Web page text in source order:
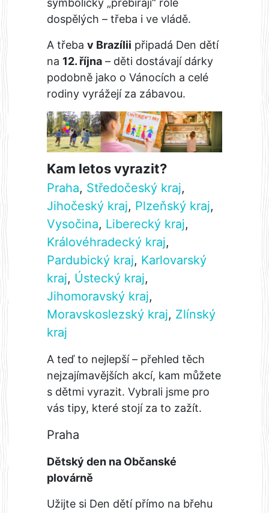
symbolicky „přebírají“ role
dospělých – třeba i ve vládě.
A třeba v Brazílii připadá Den dětí
na 12. října – děti dostávají dárky
podobně jako o Vánocích a celé
rodiny vyrážejí za zábavou.
Kam letos vyrazit?
Praha, Středočeský kraj,
Jihočeský kraj, Plzeňský kraj,
Vysočina, Liberecký kraj,
Královéhradecký kraj,
Pardubický kraj, Karlovarský
kraj, Ústecký kraj,
Jihomoravský kraj,
Moravskoslezský kraj, Zlínský
kraj
A teď to nejlepší – přehled těch
nejzajímavějších akcí, kam můžete
s dětmi vyrazit. Vybrali jsme pro
vás tipy, které stojí za to zažít.
Praha
Dětský den na Občanské
plovárně
Užijte si Den dětí přímo na břehu